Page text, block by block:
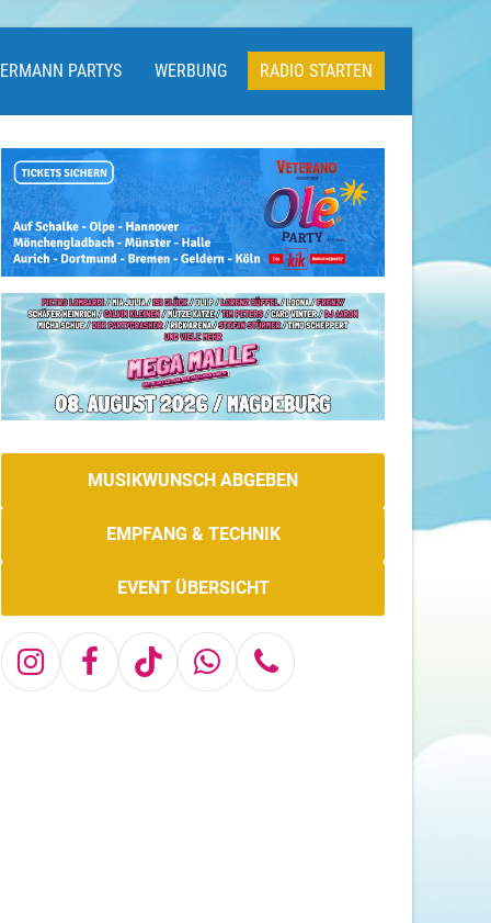
PARTYS WERBUNG RADIO STARTEN
MUSIKWUNSCH ABGEBEN
EMPFANG & TECHNIK
EVENT ÜBERSICHT
Instagram
Facebook
TiktokWhatsapp
Telefon